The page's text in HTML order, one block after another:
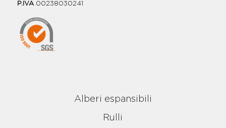
P.IVA00238030241
Alberi espansibili
Rulli